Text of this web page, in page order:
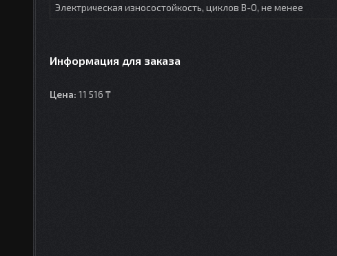
Электрическая износостойкость, циклов В-О, не менее
Информация для заказа
Цена: 11 516 ₸